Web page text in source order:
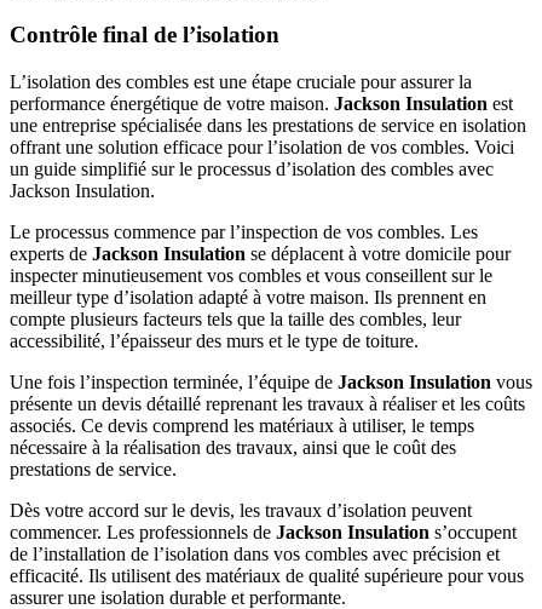
Contrôle final de l’isolation
L’isolation des combles est une étape cruciale pour assurer la
performance énergétique de votre maison. Jackson Insulation est
une entreprise spécialisée dans les prestations de service en isolation
offrant une solution efficace pour l’isolation de vos combles. Voici
un guide simplifié sur le processus d’isolation des combles avec
Jackson Insulation.
Le processus commence par l’inspection de vos combles. Les
experts de Jackson Insulation se déplacent à votre domicile pour
inspecter minutieusement vos combles et vous conseillent sur le
meilleur type d’isolation adapté à votre maison. Ils prennent en
compte plusieurs facteurs tels que la taille des combles, leur
accessibilité, l’épaisseur des murs et le type de toiture.
Une fois l’inspection terminée, l’équipe de Jackson Insulation vous
présente un devis détaillé reprenant les travaux à réaliser et les coûts
associés. Ce devis comprend les matériaux à utiliser, le temps
nécessaire à la réalisation des travaux, ainsi que le coût des
prestations de service.
Dès votre accord sur le devis, les travaux d’isolation peuvent
commencer. Les professionnels de Jackson Insulation s’occupent
de l’installation de l’isolation dans vos combles avec précision et
efficacité. Ils utilisent des matériaux de qualité supérieure pour vous
assurer une isolation durable et performante.